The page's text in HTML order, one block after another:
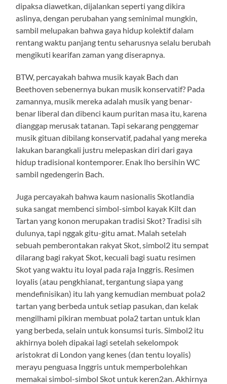
dipaksa diawetkan, dijalankan seperti yang dikira
aslinya, dengan perubahan yang seminimal mungkin,
sambil melupakan bahwa gaya hidup kolektif dalam
rentang waktu panjang tentu seharusnya selalu berubah
mengikuti kearifan zaman yang diserapnya.
BTW, percayakah bahwa musik kayak Bach dan
Beethoven sebenernya bukan musik konservatif? Pada
zamannya, musik mereka adalah musik yang benar-
benar liberal dan dibenci kaum puritan masa itu, karena
dianggap merusak tatanan. Tapi sekarang penggemar
musik gituan dibilang konservatif, padahal yang mereka
lakukan barangkali justru melepaskan diri dari gaya
hidup tradisional kontemporer. Enak lho bersihin WC
sambil ngedengerin Bach.
Juga percayakah bahwa kaum nasionalis Skotlandia
suka sangat membenci simbol-simbol kayak Kilt dan
Tartan yang konon merupakan tradisi Skot? Tradisi sih
dulunya, tapi nggak gitu-gitu amat. Malah setelah
sebuah pemberontakan rakyat Skot, simbol2 itu sempat
dilarang bagi rakyat Skot, kecuali bagi suatu resimen
Skot yang waktu itu loyal pada raja Inggris. Resimen
loyalis (atau pengkhianat, tergantung siapa yang
mendefinisikan) itu lah yang kemudian membuat pola2
tartan yang berbeda untuk setiap pasukan, dan kelak
mengilhami pikiran membuat pola2 tartan untuk klan
yang berbeda, selain untuk konsumsi turis. Simbol2 itu
akhirnya boleh dipakai lagi setelah sekelompok
aristokrat di London yang kenes (dan tentu loyalis)
merayu penguasa Inggris untuk memperbolehkan
memakai simbol-simbol Skot untuk keren2an. Akhirnya